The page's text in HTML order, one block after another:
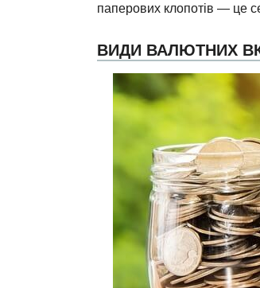
паперових клопотів — це
ВИДИ ВАЛЮТНИХ